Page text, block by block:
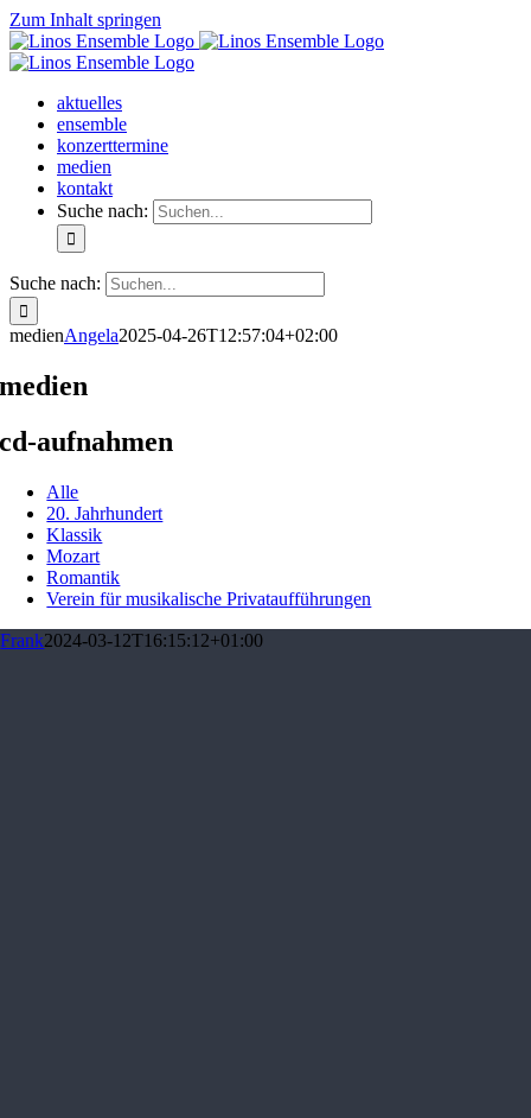
Zum Inhalt springen
aktuelles
ensemble
konzerttermine
medien
kontakt
Suche nach:
Suche nach:
medienAngela2025-04-26T12:57:04+02:00
medien
cd-aufnahmen
Alle
20. Jahrhundert
Klassik
Mozart
Romantik
Verein für musikalische Privataufführungen
Frank2024-03-12T16:15:12+01:00